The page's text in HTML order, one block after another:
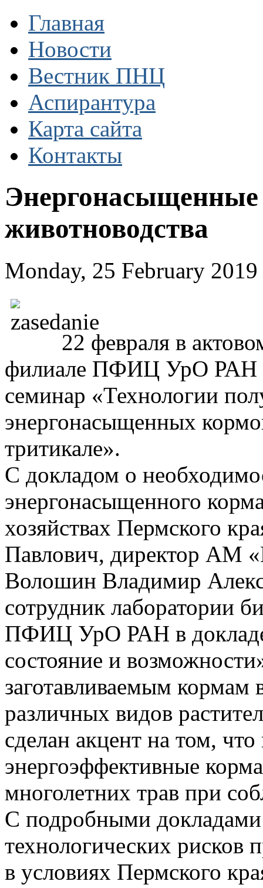
Главная
Новости
Вестник ПНЦ
Аспирантура
Карта сайта
Контакты
Энергонасыщенные
животноводства
Monday, 25 February
22 февраля в
филиале ПФИЦ УрО РАН
семинар «Технологии
энергонасыщенных
тритикале».
С докладом о
энергонасыщенного
хозяйствах Пермского
Павлович, директор АМ
Волошин Владимир
сотрудник лаборатории
ПФИЦ УрО РАН в
состояние и
заготавливаемым кормам
различных видов
сделан акцент на том, что
энергоэффективные
многолетних трав при
С подробными
технологических рисков
в условиях Пермского